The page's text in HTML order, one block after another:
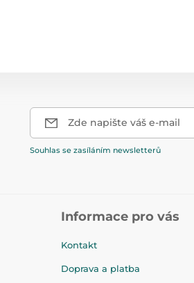
Zadní kola
Zde napište váš e-mail
Souhlas se zasíláním newsletterů
Informace pro vás
Kontakt
Doprava a platba